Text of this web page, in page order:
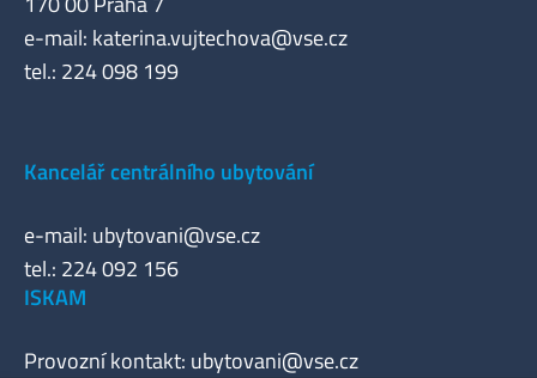
e-mail: katerina.vujtechova@vse.cz
tel.: 224 098 199
Kancelář centrálního ubytování
e-mail: ubytovani@vse.cz
tel.: 224 092 156
ISKAM
Provozní kontakt: ubytovani@vse.cz